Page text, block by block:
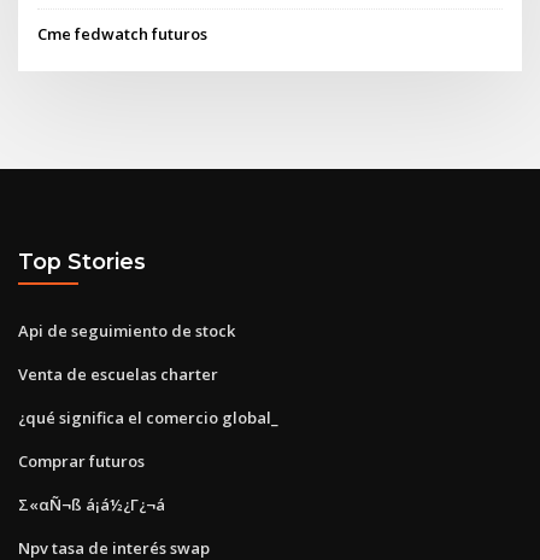
Cme fedwatch futuros
Top Stories
Api de seguimiento de stock
Venta de escuelas charter
¿qué significa el comercio global_
Comprar futuros
Σ«αÑ¬ß á¡á½¿Γ¿¬á
Npv tasa de interés swap